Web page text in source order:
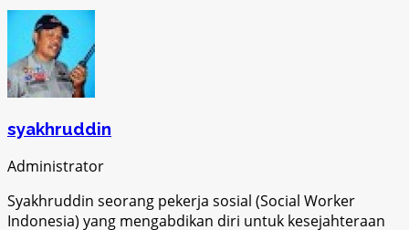
syakhruddin
Administrator
Syakhruddin seorang pekerja sosial (Social Worker
Indonesia) yang mengabdikan diri untuk kesejahteraan